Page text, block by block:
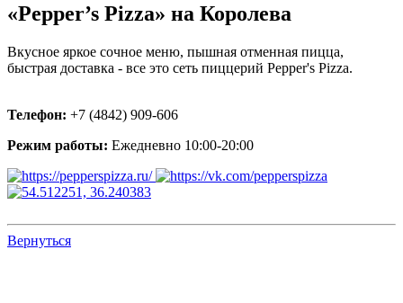
«Pepper’s Pizza» на Королева
Вкусное яркое сочное меню, пышная отменная пицца,
быстрая доставка - все это сеть пиццерий Pepper's Pizza.
Телефон: +7 (4842) 909-606
Режим работы: Ежедневно 10:00-20:00
Вернуться